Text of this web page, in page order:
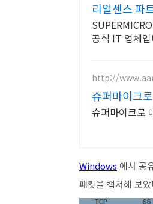
리얼센스 파
SUPERMICRO 파트너, 총판 B2B 전문 솔루션 기업 ASUS, Realsense, Supermicro
공식 IT 업체
http://
슈퍼마이크
슈퍼마이크로
Windows 에서 공
패킷을 캡쳐해 보